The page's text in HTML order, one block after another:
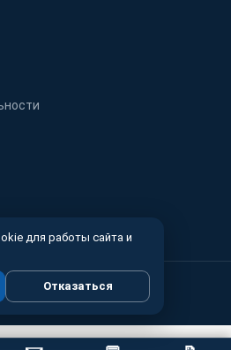
Урал — поставка насосного
для работы сайта и
Отказаться